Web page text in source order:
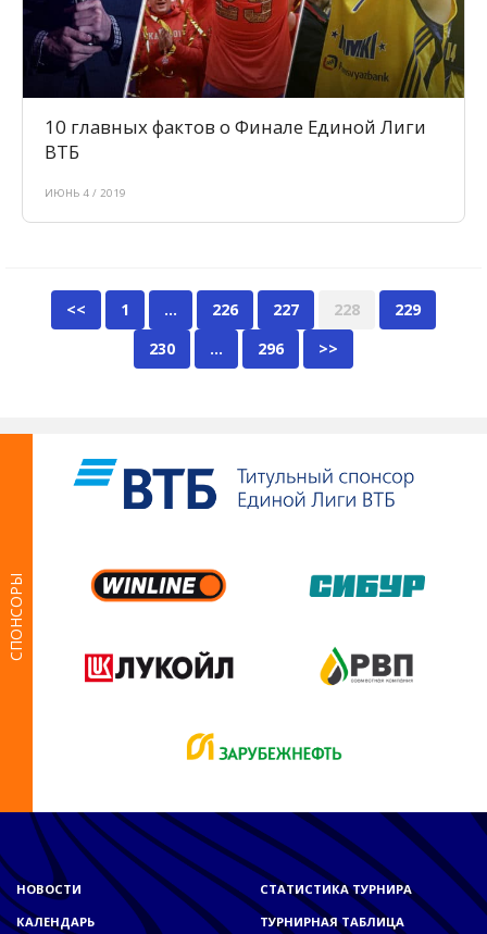
10 главных фактов о Финале Единой Лиги
ВТБ
ИЮНЬ 4 / 2019
<< 1 … 226 227 228
229
230
… 296 >>
СПОНСОРЫ
НОВОСТИ
КАЛЕНДАРЬ
СТАТИСТИКА ТУРНИРА
ТУРНИРНАЯ ТАБЛИЦА